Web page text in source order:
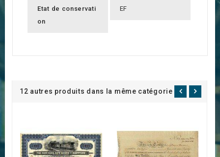
Etat de conservati
on
EF
12 autres produits dans la même catégorie :